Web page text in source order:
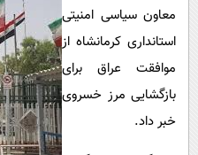
معاون سیاسی امنیتی
استانداری کرمانشاه از
موافقت عراق برای
بازگشایی مرز خسروی
خبر داد.